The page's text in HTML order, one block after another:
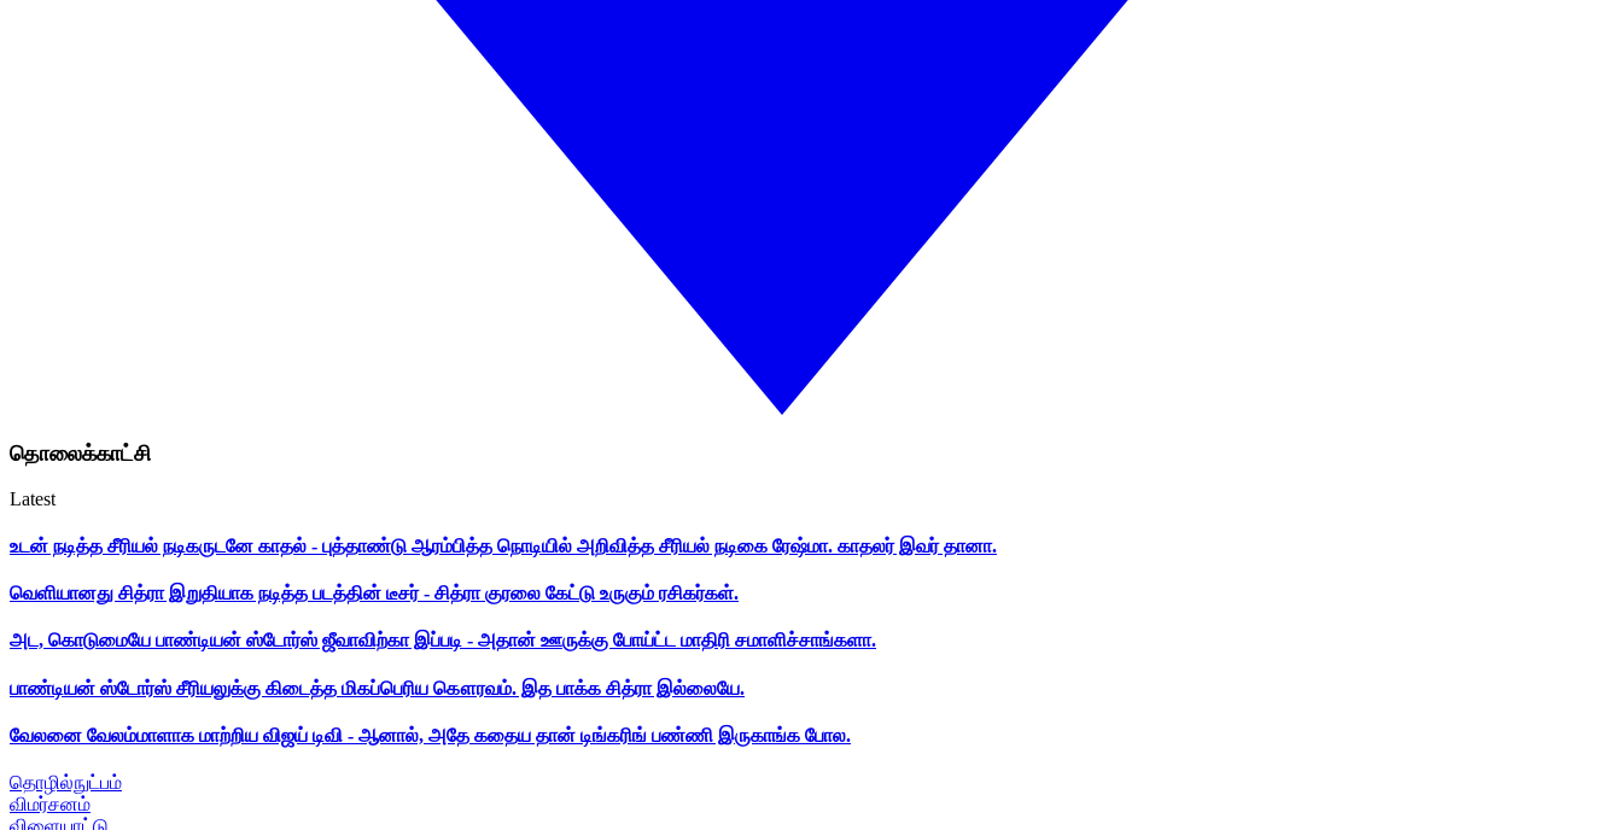
தொலைக்காட்சி
Latest
உடன் நடித்த சீரியல் நடிகருடனே காதல் - புத்தாண்டு ஆரம்பித்த நொடியில் அறிவித்த சீரியல் நடிகை ரேஷ்மா. காதலர் இவர் தானா.
வெளியானது சித்ரா இறுதியாக நடித்த படத்தின் டீசர் - சித்ரா குரலை கேட்டு உருகும் ரசிகர்கள்.
அட, கொடுமையே பாண்டியன் ஸ்டோர்ஸ் ஜீவாவிற்கா இப்படி - அதான் ஊருக்கு போய்ட்ட மாதிரி சமாளிச்சாங்களா.
பாண்டியன் ஸ்டோர்ஸ் சீரியலுக்கு கிடைத்த மிகப்பெரிய கௌரவம். இத பாக்க சித்ரா இல்லையே.
வேலனை வேலம்மாளாக மாற்றிய விஜய் டிவி - ஆனால், அதே கதைய தான் டிங்கரிங் பண்ணி இருகாங்க போல.
தொழில்நுட்பம்
விமர்சனம்